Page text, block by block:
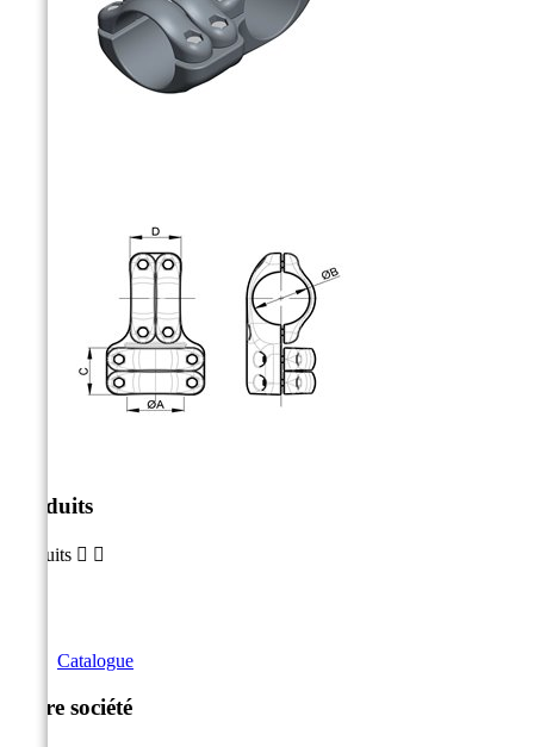
Produits
Produits  
Catalogue
Notre société